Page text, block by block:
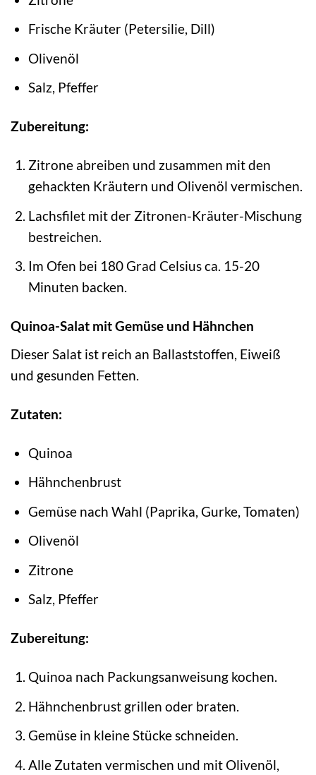
Frische Kräuter (Petersilie, Dill)
Olivenöl
Salz, Pfeffer
Zubereitung:
Zitrone abreiben und zusammen mit den
gehackten Kräutern und Olivenöl vermischen.
Lachsfilet mit der Zitronen-Kräuter-Mischung
bestreichen.
Im Ofen bei 180 Grad Celsius ca. 15-20
Minuten backen.
Quinoa-Salat mit Gemüse und Hähnchen
Dieser Salat ist reich an Ballaststoffen, Eiweiß
und gesunden Fetten.
Zutaten:
Quinoa
Hähnchenbrust
Gemüse nach Wahl (Paprika, Gurke, Tomaten)
Olivenöl
Zitrone
Salz, Pfeffer
Zubereitung:
Quinoa nach Packungsanweisung kochen.
Hähnchenbrust grillen oder braten.
Gemüse in kleine Stücke schneiden.
Alle Zutaten vermischen und mit Olivenöl,